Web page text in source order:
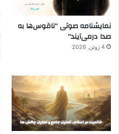
نمایشنامه صوتی “ناقوس‌ها به
صدا در‌می‌آیند”
4 ژوئن, 2026